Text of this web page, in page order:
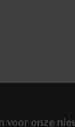
voor onze